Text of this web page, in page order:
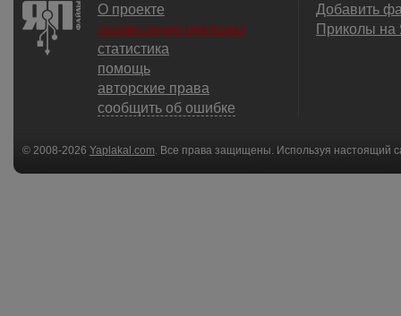
О проекте
размещение рекламы
статистика
помощь
авторские права
сообщить об ошибке
Добавить
Приколы
© 2008-2026 Yaplakal.com . Все права защищены. Используя настоящий
соглашения.